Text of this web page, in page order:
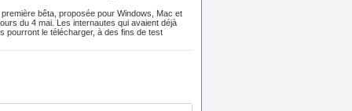
bêta, proposée pour Windows, Mac et
du 4 mai. Les internautes qui avaient déjà
pourront le télécharger, à des fins de test